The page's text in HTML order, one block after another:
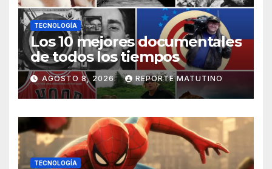
TECNOLOGÍA
Los 10 mejores documentales
de todos los tiempos
AGOSTO 8, 2026 REPORTE MATUTINO
TECNOLOGÍA